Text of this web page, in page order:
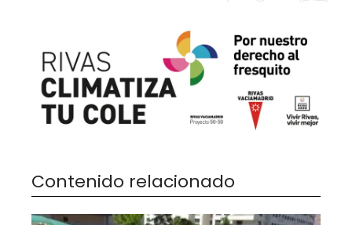
Contenido relacionado